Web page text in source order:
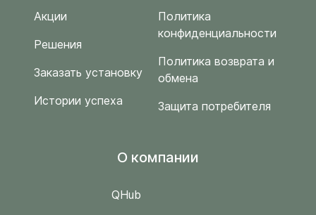
Акции
Решения
Заказать установку
Истории успеха
Политика
конфиденциальности
Политика возврата и
обмена
Защита потребителя
O компании
QHub